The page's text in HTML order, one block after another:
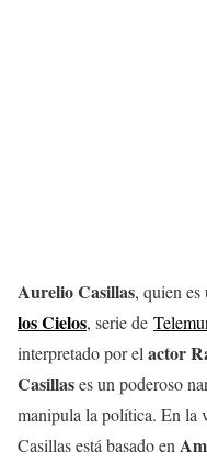
Aurelio Casillas, quien es
los Cielos, serie de
interpretado por el actor
Casillases un poderoso
manipula la política. En la
Casillas está basado en